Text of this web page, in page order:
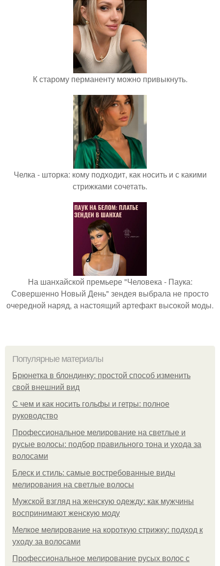
К старому перманенту можно привыкнуть.
Челка - шторка: кому подходит, как носить и с какими
стрижками сочетать.
На шанхайской премьере "Человека - Паука:
Совершенно Новый День" зендея выбрала не просто
очередной наряд, а настоящий артефакт высокой моды.
Популярные материалы
Брюнетка в блондинку: простой способ изменить
свой внешний вид
С чем и как носить гольфы и гетры: полное
руководство
Профессиональное мелирование на светлые и
русые волосы: подбор правильного тона и ухода за
волосами
Блеск и стиль: самые востребованные виды
мелирования на светлые волосы
Мужской взгляд на женскую одежду: как мужчины
воспринимают женскую моду
Мелкое мелирование на короткую стрижку: подход к
уходу за волосами
Профессиональное мелирование русых волос с